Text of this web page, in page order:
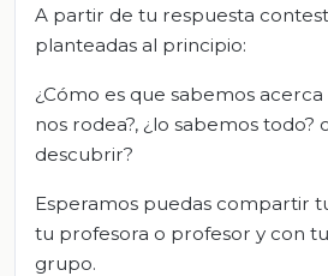
A partir de tu respuesta
planteadas al principio:
¿Cómo es que sabemos
nos rodea?, ¿lo sabemos todo?
descubrir?
Esperamos puedas compartir
tu profesora o profesor y con
grupo.